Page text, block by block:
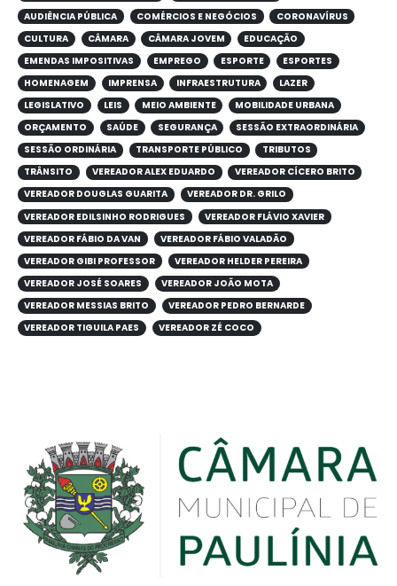
AUDIÊNCIA PÚBLICA
COMÉRCIOS E NEGÓCIOS
CORONAVÍRUS
CULTURA
CÂMARA CÂMARA JOVEM
EDUCAÇÃO
EMENDAS IMPOSITIVAS
EMPREGO ESPORTE
ESPORTES
HOMENAGEM
IMPRENSA INFRAESTRUTURA
LAZER
LEGISLATIVO
LEIS MEIO AMBIENTE
MOBILIDADE URBANA
ORÇAMENTO
SAÚDE SEGURANÇA
SESSÃO EXTRAORDINÁRIA
SESSÃO ORDINÁRIA
TRANSPORTE PÚBLICO
TRIBUTOS
TRÂNSITO
VEREADOR ALEX EDUARDO
VEREADOR CÍCERO BRITO
VEREADOR DOUGLAS GUARITA
VEREADOR DR. GRILO
VEREADOR EDILSINHO RODRIGUES
VEREADOR FLÁVIO XAVIER
VEREADOR FÁBIO DA VAN
VEREADOR FÁBIO VALADÃO
VEREADOR GIBI PROFESSOR
VEREADOR HELDER PEREIRA
VEREADOR JOSÉ SOARES
VEREADOR JOÃO MOTA
VEREADOR MESSIAS BRITO
VEREADOR PEDRO BERNARDE
VEREADOR TIGUILA PAES
VEREADOR ZÉ COCO